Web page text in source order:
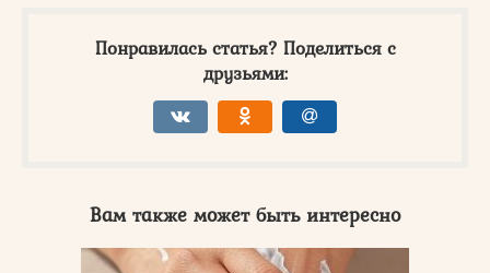
Понравилась статья? Поделиться с
друзьями:
Вам также может быть интересно